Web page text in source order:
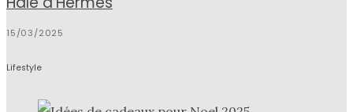
15/03/2025
Lifestyle